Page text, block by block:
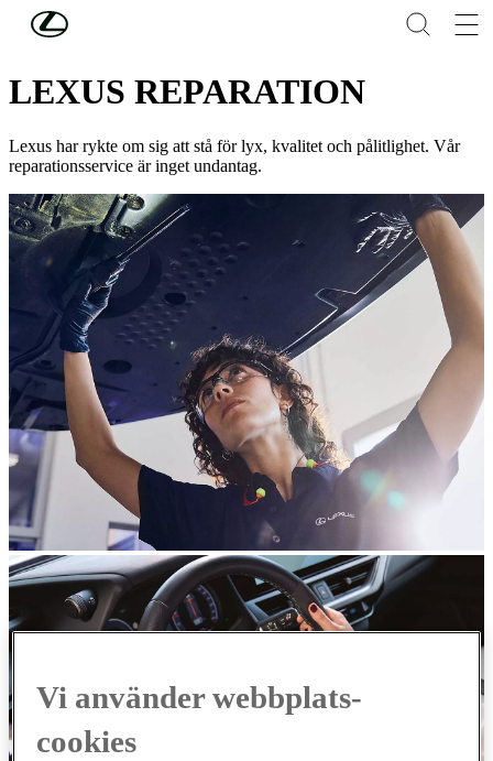
Hoppa till huvudinnehåll
SERVICE & UNDERHÅLL
LEXUS REPARATION
Lexus har rykte om sig att stå för lyx, kvalitet och pålitlighet. Vår
reparationsservice är inget undantag.
Vi använder webbplats-
cookies